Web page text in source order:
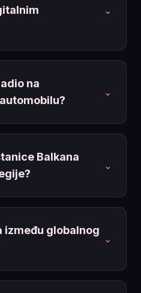
⌄
na
⌄
Balkana
⌄
između globalnog
⌄